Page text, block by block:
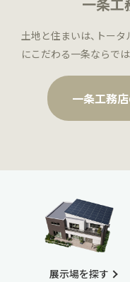
土地と住まいは、トー
にこだわる一条ならで
一条工務
展示場を探す